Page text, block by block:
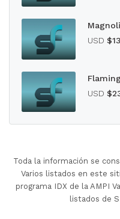
USD
USD
Toda la información se
Varios listados en este
programa IDX de la AMPI
listados de